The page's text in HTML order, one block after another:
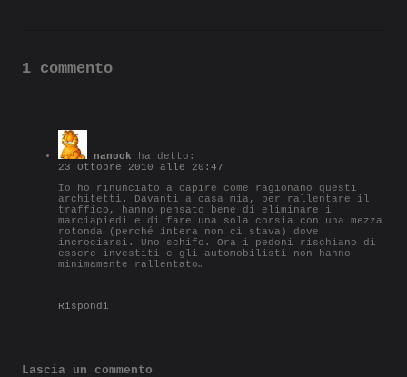
1 commento
nanook
ha detto:
23 Ottobre 2010 alle 20:47
Io ho rinunciato a capire come ragionano questi
architetti. Davanti a casa mia, per rallentare il
traffico, hanno pensato bene di eliminare i
marciapiedi e di fare una sola corsia con una mezza
rotonda (perché intera non ci stava) dove
incrociarsi. Uno schifo. Ora i pedoni rischiano di
essere investiti e gli automobilisti non hanno
minimamente rallentato…
Rispondi
Lascia un commento